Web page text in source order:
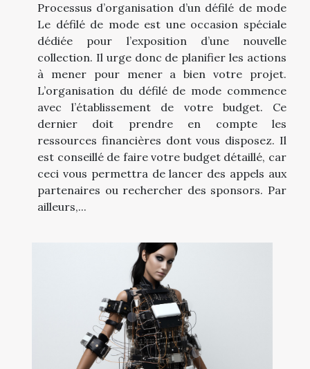
Processus d’organisation d’un défilé de mode
Le défilé de mode est une occasion spéciale
dédiée pour l’exposition d’une nouvelle
collection. Il urge donc de planifier les actions
à mener pour mener a bien votre projet.
L’organisation du défilé de mode commence
avec l’établissement de votre budget. Ce
dernier doit prendre en compte les
ressources financières dont vous disposez. Il
est conseillé de faire votre budget détaillé, car
ceci vous permettra de lancer des appels aux
partenaires ou rechercher des sponsors. Par
ailleurs,...